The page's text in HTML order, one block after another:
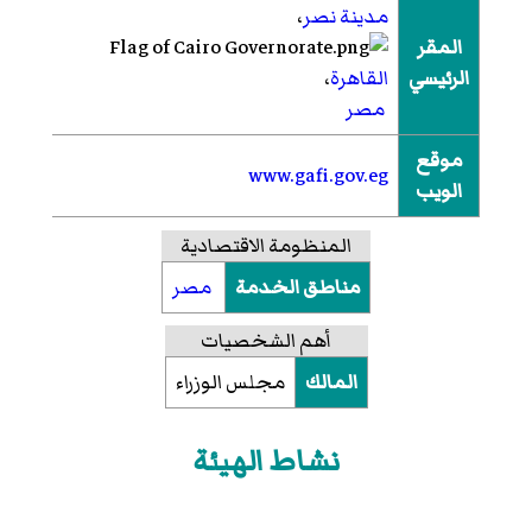
المقر
الرئيسي
مدينة نصر،
القاهرة،
مصر
موقع
الويب
www.gafi.gov.eg
المنظومة الاقتصادية
مناطق الخدمة
مصر
أهم الشخصيات
المالك
مجلس الوزراء
نشاط الهيئة